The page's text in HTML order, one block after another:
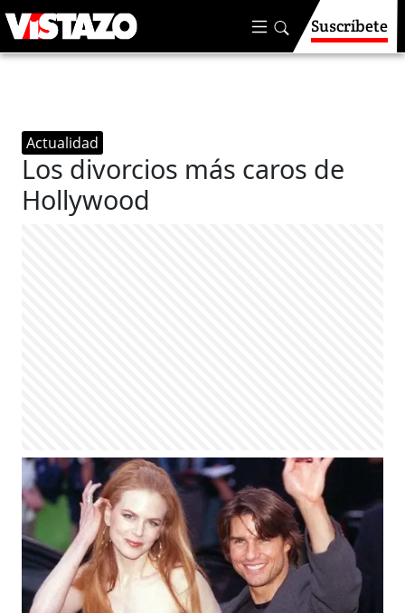
Suscríbete
Actualidad
Los divorcios más caros de
Hollywood